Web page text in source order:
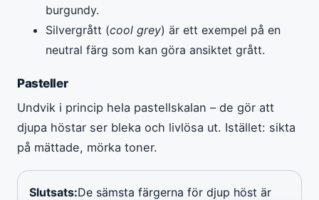
burgundy.
Silvergrått (cool grey) är ett exempel på en
neutral färg som kan göra ansiktet grått.
Pasteller
Undvik i princip hela pastellskalan – de gör att
djupa höstar ser bleka och livlösa ut. Istället: sikta
på mättade, mörka toner.
Slutsats:De sämsta färgerna för djup höst är